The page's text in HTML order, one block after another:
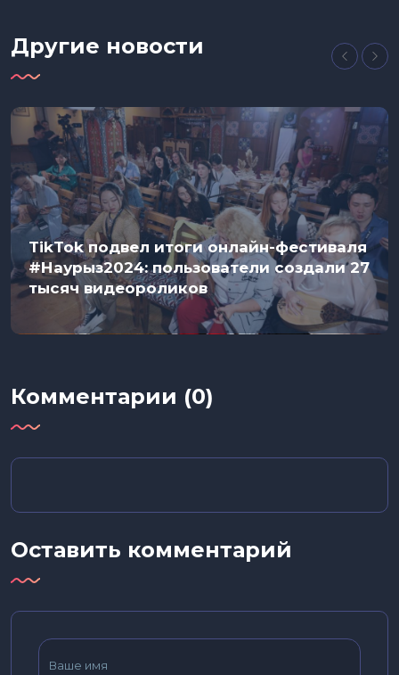
Другие новости
TikTok подвел итоги онлайн-фестиваля
#Наурыз2024: пользователи создали 27
тысяч видеороликов
Комментарии (0)
Оставить комментарий